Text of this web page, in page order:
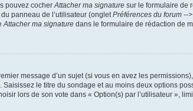
pouvez cocher Attacher ma signature sur le formulaire de
panneau de l’utilisateur (onglet Préférences du forum --
Attacher ma signature dans le formulaire de rédaction de
message d’un sujet (si vous en avez les
le titre du sondage et au moins deux options
lors de son vote dans « Option(s) par l’utilisateur »,